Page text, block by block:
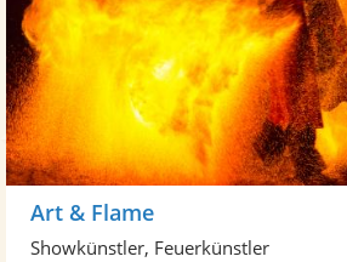
Art & Flame
Showkünstler, Feuerkünstler